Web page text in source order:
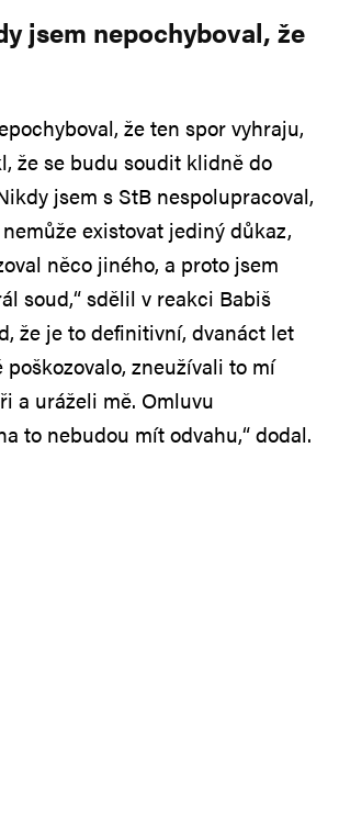
jsem nepochyboval, že
že ten spor vyhraju,
že se budu soudit klidně do
jsem s StB nespolupracoval,
existovat jediný důkaz,
něco jiného, a proto jsem
soud,“ sdělil v reakci Babiš
že je to definitivní, dvanáct let
poškozovalo, zneužívali to mí
a uráželi mě. Omluvu
to nebudou mít odvahu,“ dodal.